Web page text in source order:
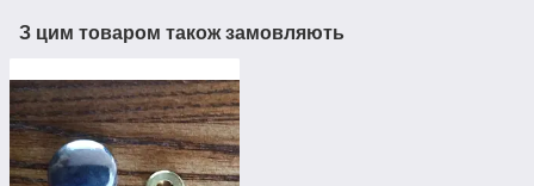
З цим товаром також замовляють